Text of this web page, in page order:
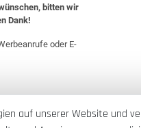
bitten wir
Dank!
oder E-
auf unserer Website und